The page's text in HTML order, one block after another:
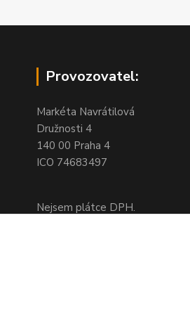
Provozovatel:
Markéta Navrátilová
Družnosti 4
140 00 Praha 4
ICO 74683497
Nejsem plátce DPH.